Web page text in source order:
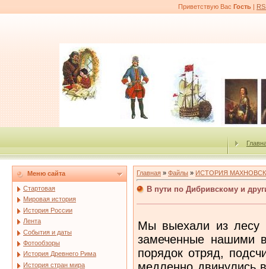
Приветствую Вас Гость |
Меню сайта
Стартовая
Мировая история
История России
Лента
События и даты
Фотообзоры
История Древнего Рима
История стран мира
Главная » Файлы » ИСТОРИЯ
В пути по Дибривскому и
Мы выехали из лесу
замеченные нашими
порядок отряд,